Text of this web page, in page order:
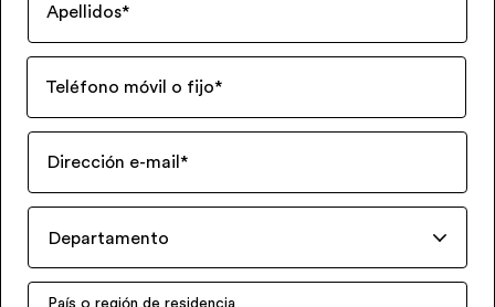
Apellidos*
Teléfono móvil o fijo*
Dirección e-mail *
Departamento
País o región de residencia